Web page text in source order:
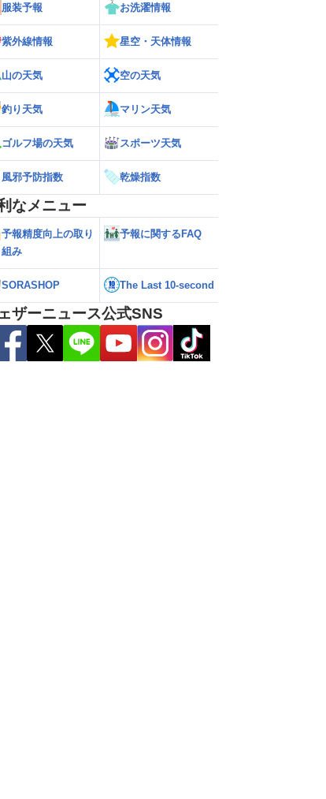
れてもスパイ
（8日6時情
響するおそれ（8日5時更新）
服装予報 お洗濯情報
紫外線情報 星空・天体情報
山の天気 空の天気
釣り天気 マリン天気
ゴルフ場の天気 スポーツ天気
風邪予防指数 乾燥指数
なメニュー
予報精度向上の取り
組み
予報に関するFAQ
SORASHOP The Last 10-second
ザーニュース公式SNS